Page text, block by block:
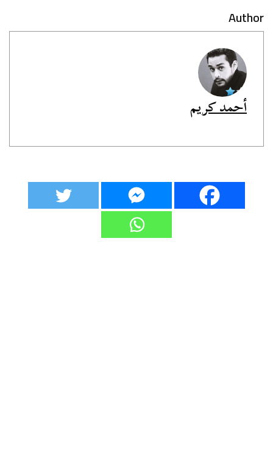
Author
أحمد كريم